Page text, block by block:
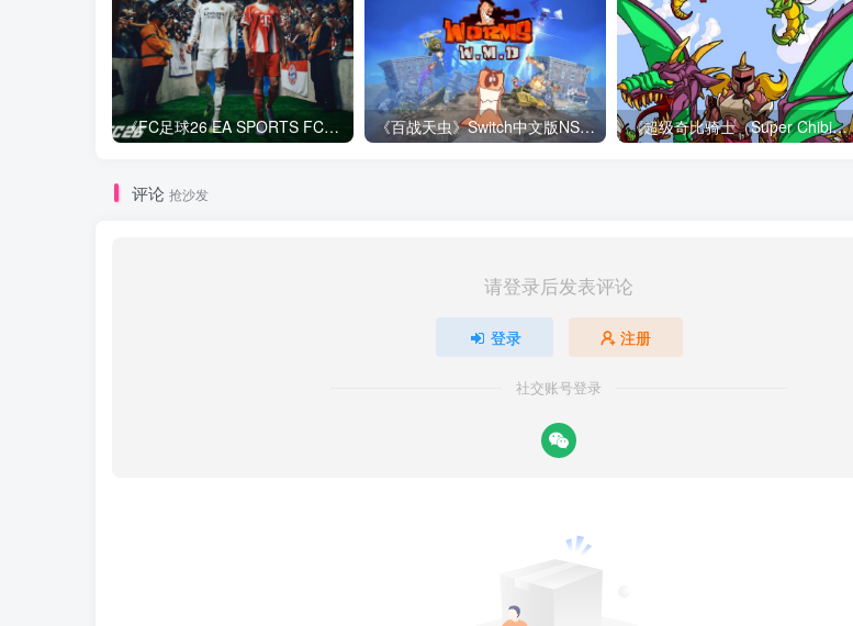
《FC足球26 EA SPORTS FC 26》Switch中文版下载+1.82.4264补丁+1DLC 《百战天虫》Switch中文版NSP下载 《超级奇比骑士（Super Chibi Knight）》Build 21374224 [英文]
评论 抢沙发
请登录后发表评论
登录 注册
社交账号登录